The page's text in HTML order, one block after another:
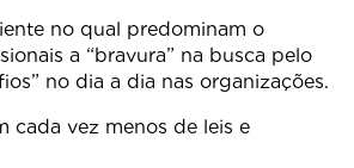
no qual predominam o
a “bravura” na busca pelo
no dia a dia nas organizações.
cada vez menos de leis e